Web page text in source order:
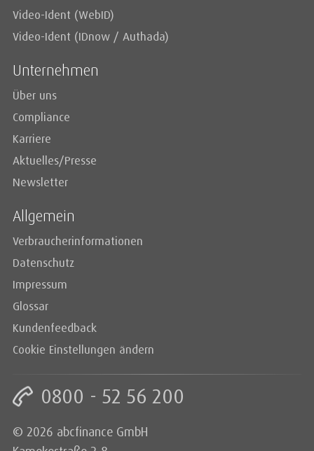
Video-Ident (WebID)
Video-Ident (IDnow / Authada)
Unternehmen
Über uns
Compliance
Karriere
Aktuelles/Presse
Newsletter
Allgemein
Verbraucherinformationen
Datenschutz
Impressum
Glossar
Kundenfeedback
Cookie Einstellungen ändern
0800 - 52 56 200
© 2026 abcfinance GmbH